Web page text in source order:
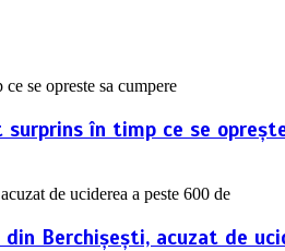
în timp ce se
Berchișești, acuzat de